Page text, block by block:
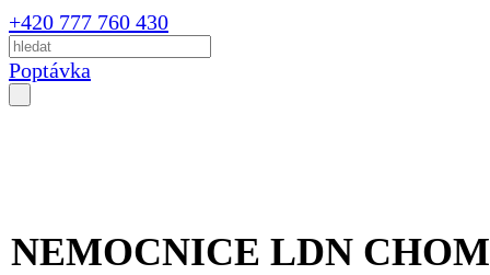
+420 777 760 430
Poptávka
NEMOCNICE LDN